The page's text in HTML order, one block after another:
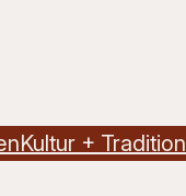
Kultur + Tradition